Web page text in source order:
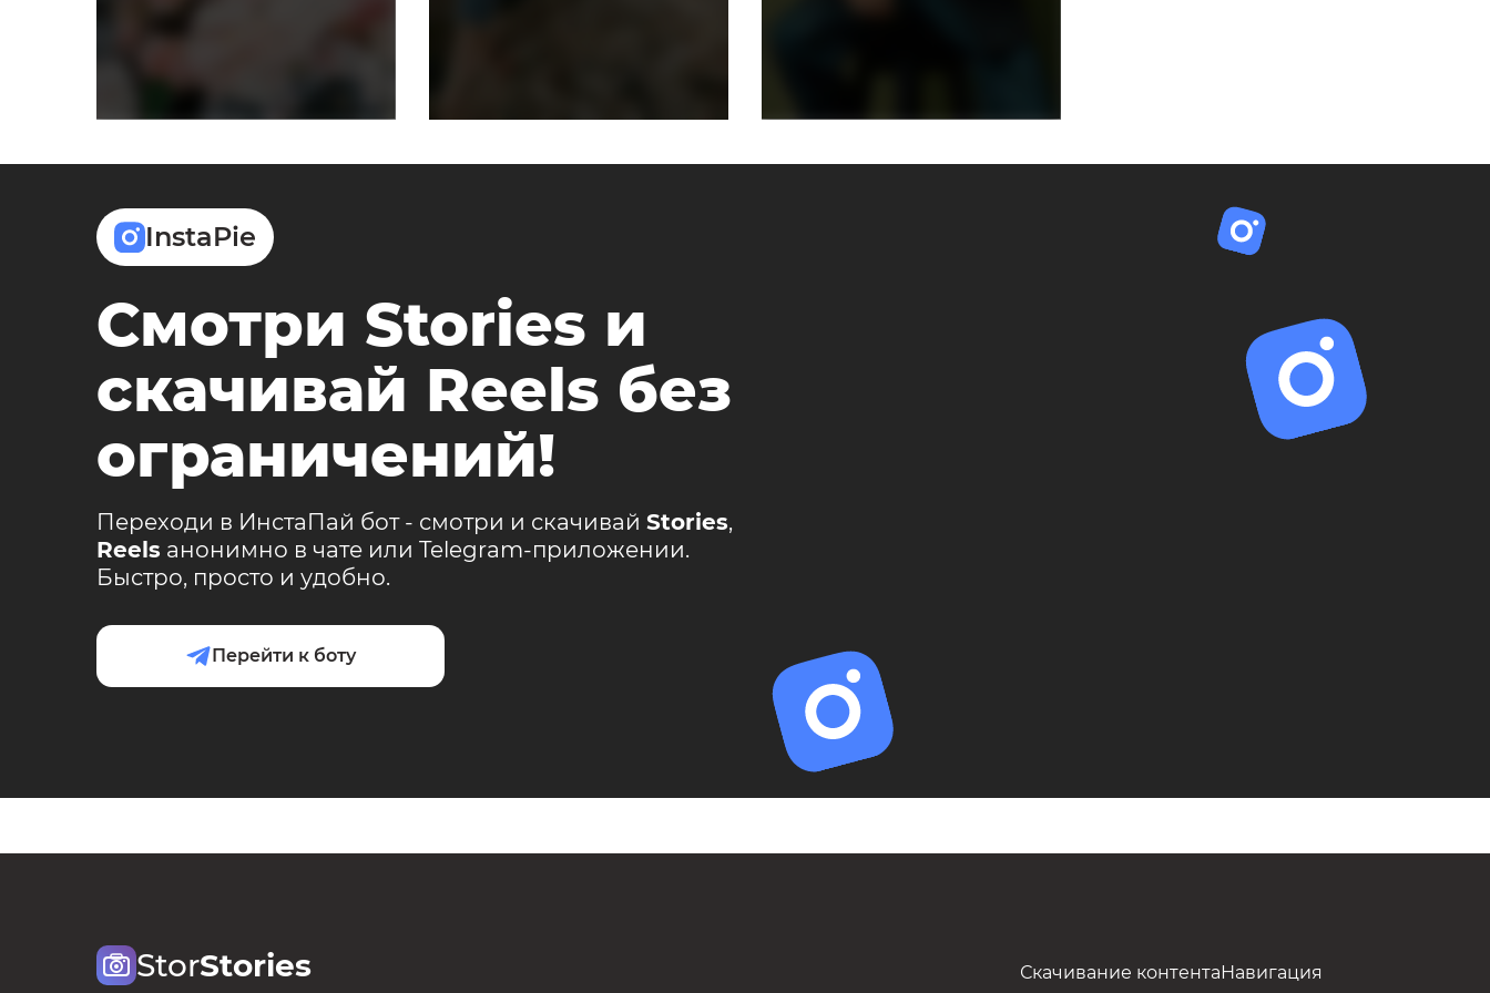
InstaPie
Смотри Stories и
скачивай Reels без
ограничений!
Переходи в ИнстаПай бот - смотри и скачивай Stories,
Reels анонимно в чате или Telegram-приложении.
Быстро, просто и удобно.
Перейти к боту
StorStories Скачивание контентаНавигация